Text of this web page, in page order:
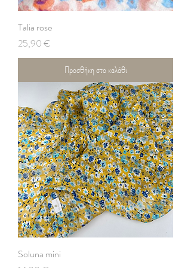
Talia rose
Τιμή
25,90 €
Προσθήκη στο καλάθι
Soluna mini